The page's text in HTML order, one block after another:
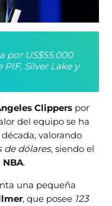
por US$55.000
Silver Lake y
Clippers por
del equipo se ha
valorando
de dólares, siendo el
NBA.
una pequeña
, que posee 123